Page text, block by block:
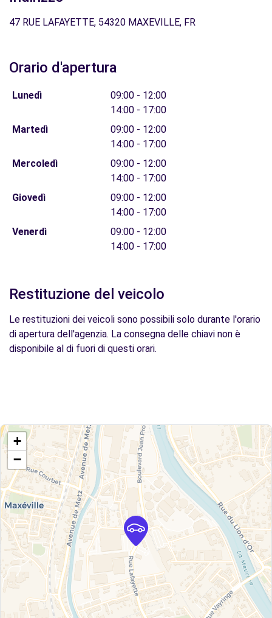
47 RUE LAFAYETTE, 54320 MAXEVILLE, FR
Orario d'apertura
Lunedì
09:00 - 12:00
14:00 - 17:00
Martedì
09:00 - 12:00
14:00 - 17:00
Mercoledì
09:00 - 12:00
14:00 - 17:00
Giovedì
09:00 - 12:00
14:00 - 17:00
Venerdì
09:00 - 12:00
14:00 - 17:00
Restituzione del veicolo
Le restituzioni dei veicoli sono possibili solo durante l'orario
di apertura dell'agenzia. La consegna delle chiavi non è
disponibile al di fuori di questi orari.
+
−